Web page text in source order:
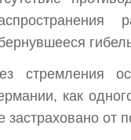
стремления
как
застраховано от